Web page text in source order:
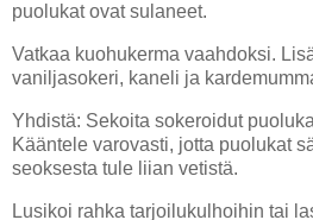
puolukat ovat sulaneet.
Vatkaa kuohukerma vaahdoksi.
vaniljasokeri, kaneli ja
Yhdistä: Sekoita sokeroidut
Kääntele varovasti, jotta puolukat
seoksesta tule liian vetistä.
Lusikoi rahka tarjoilukulhoihin tai